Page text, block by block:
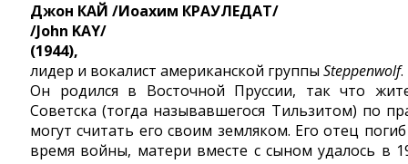
Джон КАЙ /Иоахим КРАУЛЕДАТ/
/John KAY/
(1944),
лидер и вокалист американской группы Steppenwolf.
Он родился в Восточной Пруссии, так что
Советска (тогда называвшегося Тильзитом) по
могут считать его своим земляком. Его отец
время войны, матери вместе с сыном удалось в